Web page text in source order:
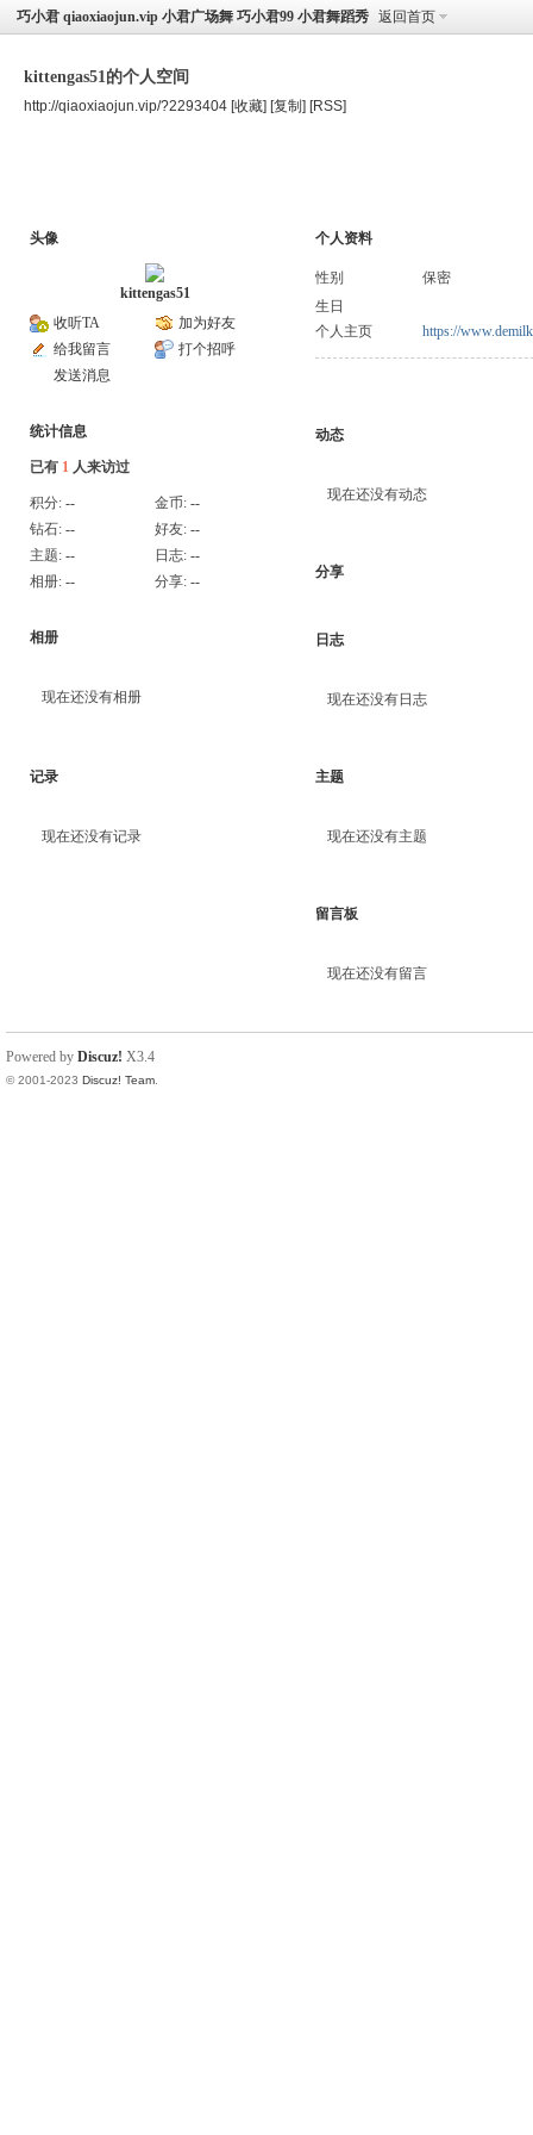
巧小君 qiaoxiaojun.vip 小君广场舞 巧小君99 小君舞蹈秀 返回首页
kittengas51的个人空间
http://qiaoxiaojun.vip/?2293404 [收藏] [复制] [RSS]
头像
kittengas51
收听TA
加为好友
给我留言
打个招呼
发送消息
统计信息
已有 1 人来访过
积分: -- 金币: --
钻石: -- 好友: --
主题: -- 日志: --
相册: -- 分享: --
相册
现在还没有相册
记录
现在还没有记录
个人资料
性别
保密
生日
个人主页
https://
动态
现在还没有动态
分享
日志
现在还没有日志
主题
现在还没有主题
留言板
现在还没有留言
Powered by Discuz! X3.4
© 2001-2023 Discuz! Team